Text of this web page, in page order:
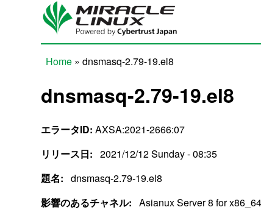
Skip to main content
Home » dnsmasq-2.79-19.el8
dnsmasq-2.79-19.el8
エラータID: AXSA:2021-2666:07
リリース日: 2021/12/12 Sunday - 08:35
題名: dnsmasq-2.79-19.el8
影響のあるチャネル: Asianux Server 8 for x86_64